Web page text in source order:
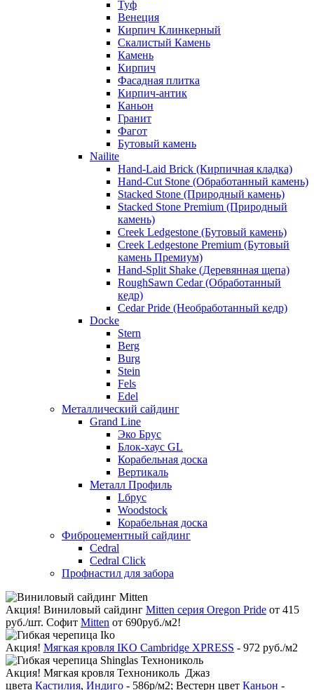
Туф
Венеция
Кирпич Клинкерный
Скалистый Камень
Камень
Кирпич
Фасадная плитка
Кирпич-антик
Каньон
Гранит
Фагот
Бутовый камень
Nailite
Hand-Laid Brick (Кирпичная кладка)
Hand-Cut Stone (Обработанный камень)
Stacked Stone (Природный камень)
Stacked Stone Premium (Природный
камень)
Creek Ledgestone (Бутовый камень)
Creek Ledgestone Premium (Бутовый
камень Премиум)
Hand-Split Shake (Деревянная щепа)
RoughSawn Cedar (Обработанный
кедр)
Cedar Pride (Необработанный кедр)
Docke
Stern
Berg
Burg
Stein
Fels
Edel
Металлический сайдинг
Grand Line
Эко Брус
Блок-хаус GL
Корабельная доска
Вертикаль
Металл Профиль
Lбрус
Woodstock
Корабельная доска
Фиброцементный сайдинг
Cedral
Cedral Click
Профнастил для забора
Акция! Виниловый сайдинг Mitten серия Oregon Pride от 415
руб./шт. Софит Mitten от 690руб./м2!
Акция! Мягкая кровля IKO Cambridge XPRESS - 972 руб./м2
Акция! Мягкая кровля Технониколь Джаз
цвета Кастилия, Индиго - 586р/м2; Вестерн цвет Каньон -